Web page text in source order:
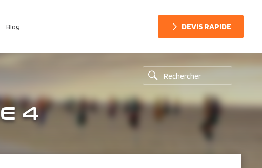
Blog DEVIS RAPIDE
4